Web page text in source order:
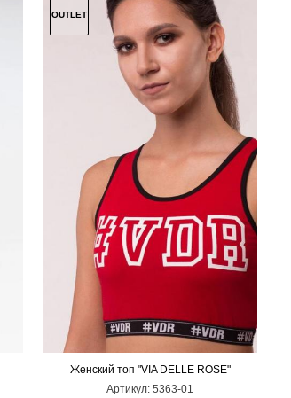
OUTLET
L
Женский топ "VIA DELLE ROSE"
Артикул:5363-01